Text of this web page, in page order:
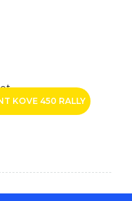
KOVE 450 RALLY